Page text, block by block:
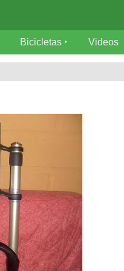
Bicicletas Videos